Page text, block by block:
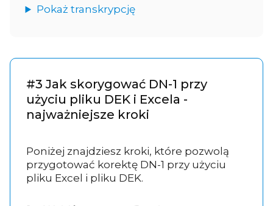
Pokaż transkrypcję
#3 Jak skorygować DN-1 przy
użyciu pliku DEK i Excela -
najważniejsze kroki
Poniżej znajdziesz kroki, które pozwolą
przygotować korektę DN-1 przy użyciu
pliku Excel i pliku DEK.